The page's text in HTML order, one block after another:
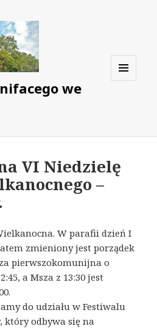
we
VI Niedzielę
–
W parafii dzień I
zmieniony jest porządek
pierwszokomunijna o
a Msza z 13:30 jest
do udziału w Festiwalu
który odbywa się na